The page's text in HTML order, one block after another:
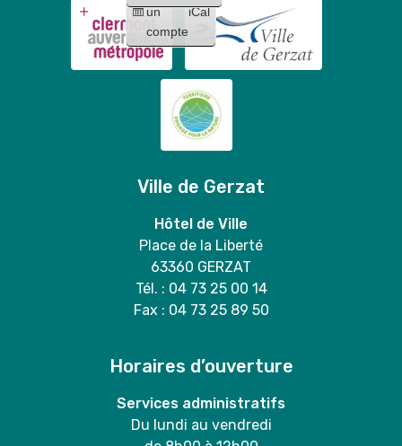
un
compte
iCal
Ville de Gerzat
Hôtel de Ville
Place de la Liberté
63360 GERZAT
Tél. : 04 73 25 00 14
Fax : 04 73 25 89 50
Horaires d’ouverture
Services administratifs
Du lundi au vendredi